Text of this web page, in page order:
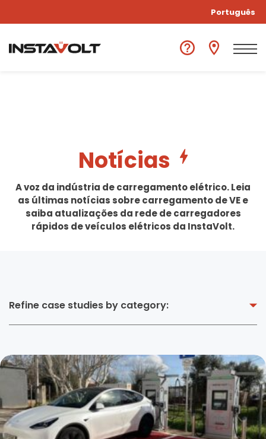
Português
Notícias
A voz da indústria de carregamento elétrico. Leia
as últimas notícias sobre carregamento de VE e
saiba atualizações da rede de carregadores
rápidos de veículos elétricos da InstaVolt.
Refine case studies by category: